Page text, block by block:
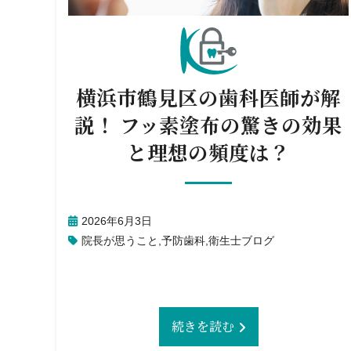
横浜市鶴見区の歯科医師が解
説！ フッ素塗布の驚きの効果
と理想の頻度は？
2026年6月3日
院長が思うこと 予防歯科 衛生士ブログ
続きを読む